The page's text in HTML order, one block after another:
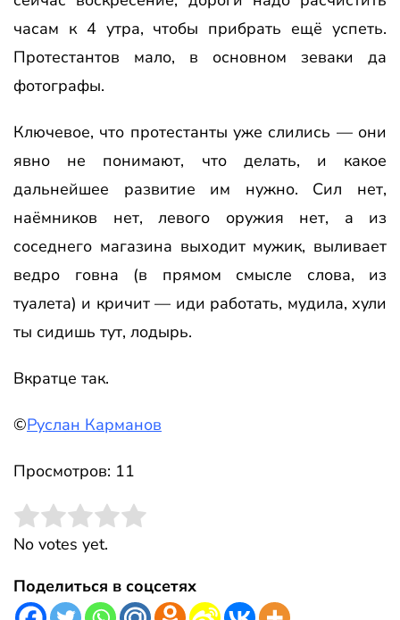
часам к 4 утра, чтобы прибрать ещё успеть.
Протестантов мало, в основном зеваки да
фотографы.
Ключевое, что протестанты уже слились — они
явно не понимают, что делать, и какое
дальнейшее развитие им нужно. Сил нет,
наёмников нет, левого оружия нет, а из
соседнего магазина выходит мужик, выливает
ведро говна (в прямом смысле слова, из
туалета) и кричит — иди работать, мудила, хули
ты сидишь тут, лодырь.
Вкратце так.
©Руслан Карманов
Просмотров: 11
Rate this item:
Submit Rating
No votes yet.
Поделиться в соцсетях